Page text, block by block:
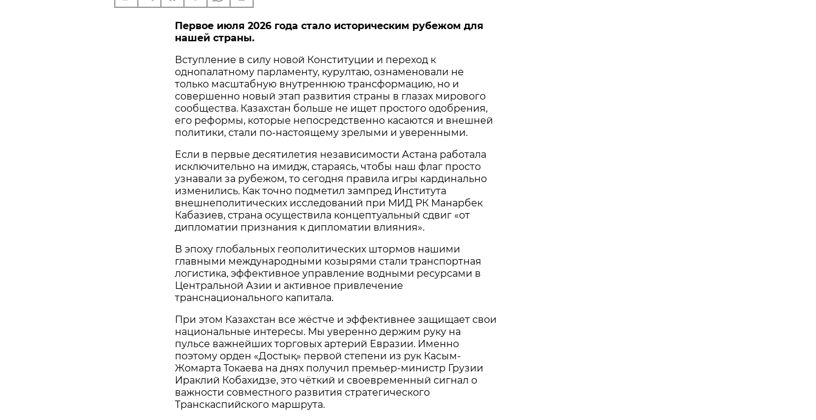
Первое июля 2026 года стало историческим рубежом для
нашей страны.
Вступление в силу новой Конституции и переход к
однопалатному парламенту, курултаю, ознаменовали не
только масштабную внутреннюю трансформацию, но и
совершенно новый этап развития страны в глазах мирового
сообщества. Казахстан больше не ищет простого одобрения,
его реформы, которые непосредственно касаются и внешней
политики, стали по-настоящему зрелыми и уверенными.
Если в первые десятилетия независимости Астана работала
исключительно на имидж, стараясь, чтобы наш флаг просто
узнавали за рубежом, то сегодня правила игры кардинально
изменились. Как точно подметил зампред Института
внешнеполитических исследований при МИД РК Манарбек
Кабазиев, страна осуществила концептуальный сдвиг «от
дипломатии признания к дипломатии влияния».
В эпоху глобальных геополитических штормов нашими
главными международными козырями стали транспортная
логистика, эффективное управление водными ресурсами в
Центральной Азии и активное привлечение
транснационального капитала.
При этом Казахстан все жёстче и эффективнее защищает свои
национальные интересы. Мы уверенно держим руку на
пульсе важнейших торговых артерий Евразии. Именно
поэтому орден «Достық» первой степени из рук Касым-
Жомарта Токаева на днях получил премьер-министр Грузии
Ираклий Кобахидзе, это чёткий и своевременный сигнал о
важности совместного развития стратегического
Транскаспийского маршрута.